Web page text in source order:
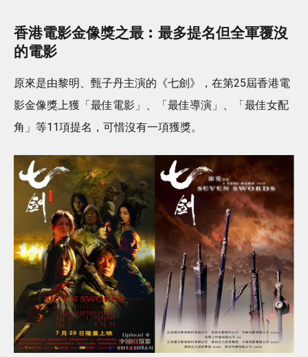
香港電影金像獎之最︰最多提名但全軍覆沒
的電影
原來是由黎明、甄子丹主演的《七劍》，在第25屆香港電
影金像獎上獲「最佳電影」、「最佳導演」、「最佳女配
角」等11項提名，可惜沒有一項獲獎。